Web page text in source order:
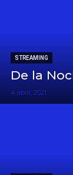
STREAMING
De la
4 abril, 2021